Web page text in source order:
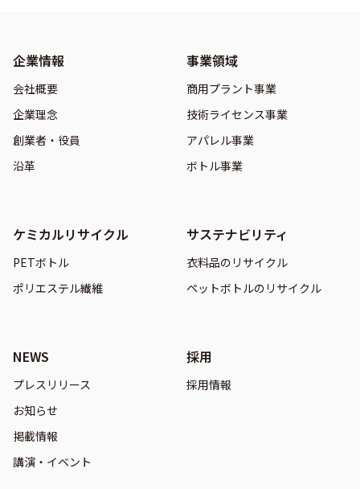
企業情報
会社概要
企業理念
創業者・役員
沿革
事業領域
商用プラント事業
技術ライセンス事業
アパレル事業
ボトル事業
ケミカルリサイクル
PETボトル
ポリエステル繊維
サステナビリティ
衣料品のリサイクル
ペットボトルのリサイクル
NEWS
プレスリリース
お知らせ
掲載情報
講演・イベント
採用
採用情報